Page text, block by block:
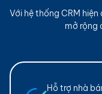
Với hệ thống CRM
mở rộng
Hỗ trợ nhà